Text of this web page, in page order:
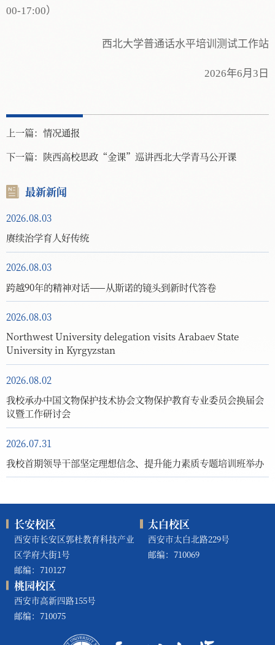
00-17:00）
西北大学普通话水平培训测试工作站
2026年6月 3 日
上一篇： 情况通报
下一篇： 陕西高校思政“金课”巡讲西北大学青马公开课
最新新闻
2026.08.03
赓续治学育人好传统
2026.08.03
跨越90年的精神对话——从斯诺的镜头到新时代答卷
2026.08.03
Northwest University delegation visits Arabaev State
University in Kyrgyzstan
2026.08.02
我校承办中国文物保护技术协会文物保护教育专业委员会换届会
议暨工作研讨会
2026.07.31
我校首期领导干部坚定理想信念、提升能力素质专题培训班举办
长安校区
西安市长安区郭杜教育科技产业
区学府大街1号
邮编：710127
太白校区
西安市太白北路229号
邮编：710069
桃园校区
西安市高新四路155号
邮编：710075